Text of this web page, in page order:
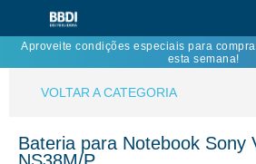
Aproveite condições especiais para
esta semana!
VOLTAR A CATEGORIA
Bateria para Notebook Sony